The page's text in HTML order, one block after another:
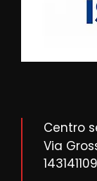
Centro
Via